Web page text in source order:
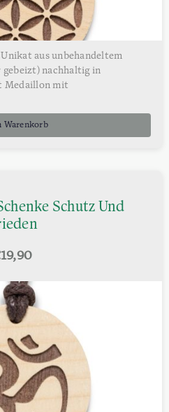
aus unbehandeltem
nachhaltig in
Medaillon mit
Warenkorb
Schutz Und
19,90